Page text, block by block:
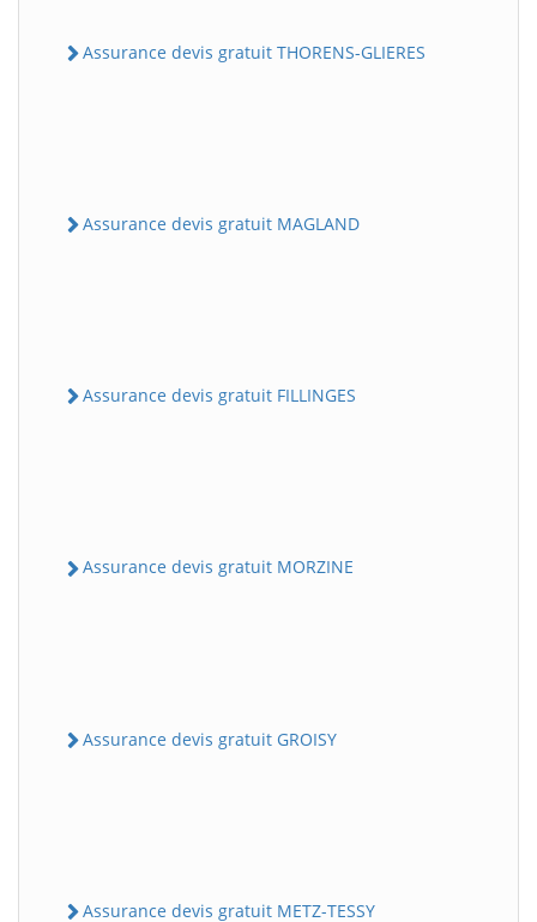
Assurance devis gratuit THORENS-GLIERES
Assurance devis gratuit MAGLAND
Assurance devis gratuit FILLINGES
Assurance devis gratuit MORZINE
Assurance devis gratuit GROISY
Assurance devis gratuit METZ-TESSY